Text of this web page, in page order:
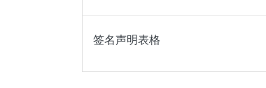
签名声明表格